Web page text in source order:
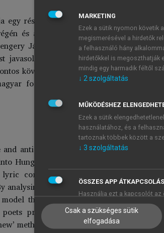
részletén bemutatja, hogy milyen
és a 19. legelején (Rájnis József
János teljes fordítása és Devecseri
javasol: az eddig érvényes modellmellé
követéséről, legfeljebb érzékelteti
fordításirodalomban), de nagyobb
antistrophe of Pindar’s Pythian Ode
Hungarian during the late 18
lyric corpus), and in the 20
th
analysing his own translation of the
that has prevailed so far.
presented here that the faithful-
method puts a greater emphasis on
MARKETING
Ezek a sütik nyomon követik
megismerésével a hirdetők
a felhasználó hány
hirdetőkkel is megoszthatják
mindig egy harmadik féltől
↓ 2szolgáltatás
MŰKÖDÉSHEZ
Ezek a sütik
használatához, és a
tartoznak többek között a
↓ 3 szolgáltatás
ÖSSZES APP
Használja ezt a kapcsolót
Csak a szükséges sütik
elfogadása